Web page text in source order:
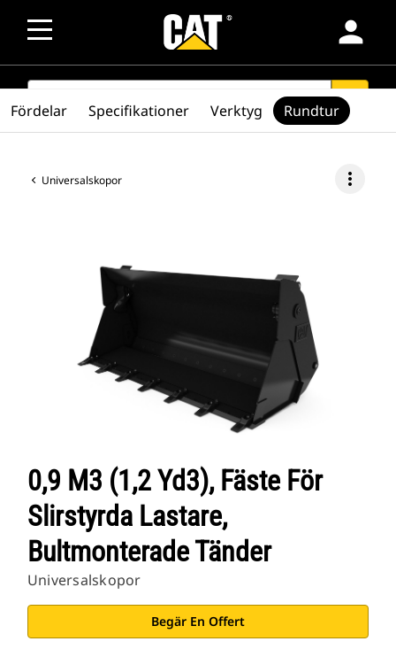
person
SEARCH search
Universalskopor more_vert
0,9 M3 (1,2 Yd3), Fäste För
Slirstyrda Lastare,
Bultmonterade Tänder
Universalskopor
Begär En Offert
Fördelar Specifikationer Verktyg Rundtur